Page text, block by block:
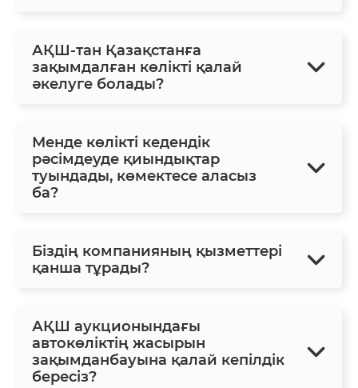
АҚШ-тан Қазақстанға
зақымдалған көлікті қалай
әкелуге болады?
Менде көлікті кедендік
рәсімдеуде қиындықтар
туындады, көмектесе аласыз
ба?
Біздің компанияның қызметтері
қанша тұрады?
АҚШ аукционындағы
автокөліктің жасырын
зақымданбауына қалай кепілдік
бересіз?